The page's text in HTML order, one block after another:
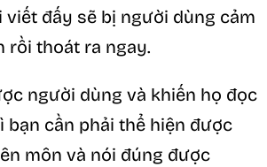
viết đấy sẽ bị người dùng cảm
rồi thoát ra ngay.
người dùng và khiến họ đọc
bạn cần phải thể hiện được
môn và nói đúng được